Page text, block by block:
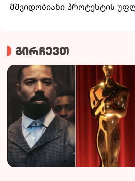
მშვიდობიანი პროტესტის
გირჩევთ